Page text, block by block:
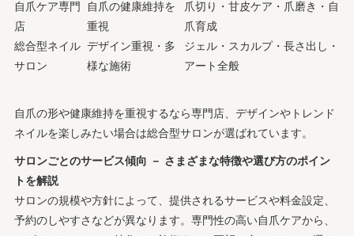
自爪ケア専門
店
自爪の健康維持を
重視
爪切り・甘皮ケア・爪磨き・自
爪育成
総合型ネイル
サロン
デザイン重視・多
様な施術
ジェル・スカルプ・長さ出し・
アート全般
自爪の形や健康維持を重視するなら専門店、デザインやトレンド
ネイルを楽しみたい場合は総合型サロンが選ばれています。
サロンごとのサービス傾向 － さまざまな特徴や選び方のポイン
トを解説
サロンの規模や方針によって、提供されるサービスや料金設定、
予約のしやすさなどが異なります。専門性の高い自爪ケアから、